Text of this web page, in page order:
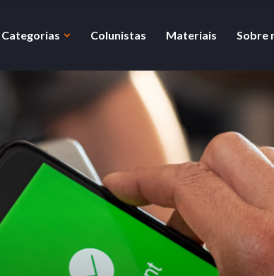
Categorias Colunistas Materiais Sobre